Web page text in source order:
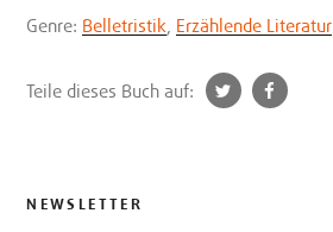
Genre: Belletristik Erzählende Literatur
Teile dieses Buch auf:
t
NEWSLETTER